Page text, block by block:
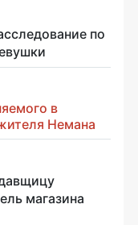
по
в
Немана
магазина